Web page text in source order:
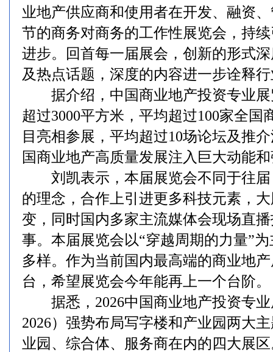
业地产供应商和使用者在开发、融资
节的商务对商务的工作性展览会，持
进步。回首每一届展会，创新的形式
及热点话题，深度的内容进一步诠释
据介绍，中国商业地产投资专业展
超过3000平方米，平均超过100家全国
目亮相参展，平均超过10场论坛及推
国商业地产高质量发展注入巨大动能
刘凯表示，本届展览会不同于往届
的理念，合作上引进更多科技元素，
变，同时国内多家主流媒体会现场直
事。本届展览会以“穿越周期的力量”
多样。作为当前国内最高端的商业地
台，希望展览会今年能再上一个台阶。
据悉，2026中国商业地产投资专业
2026）强势布局写字楼和产业园两大
业园、综合体、服务商在内的四大展